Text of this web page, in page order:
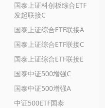
国泰上证科创板综合ETF
发起联接C
国泰上证综合ETF联接A
国泰上证综合ETF联接C
国泰上证综合ETF联接E
国泰中证500增强C
国泰中证500增强A
中证500ETF国泰